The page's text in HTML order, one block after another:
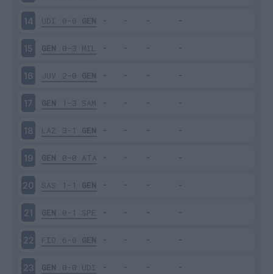
14 UDI 0-0 GEN
15 GEN 0-3 MIL
16 JUV 2-0 GEN
17 GEN 1-3 SAM
18 LAZ 3-1 GEN
19 GEN 0-0 ATA
20 SAS 1-1 GEN
21 GEN 0-1 SPE
22 FIO 6-0 GEN
23 GEN 0-0 UDI